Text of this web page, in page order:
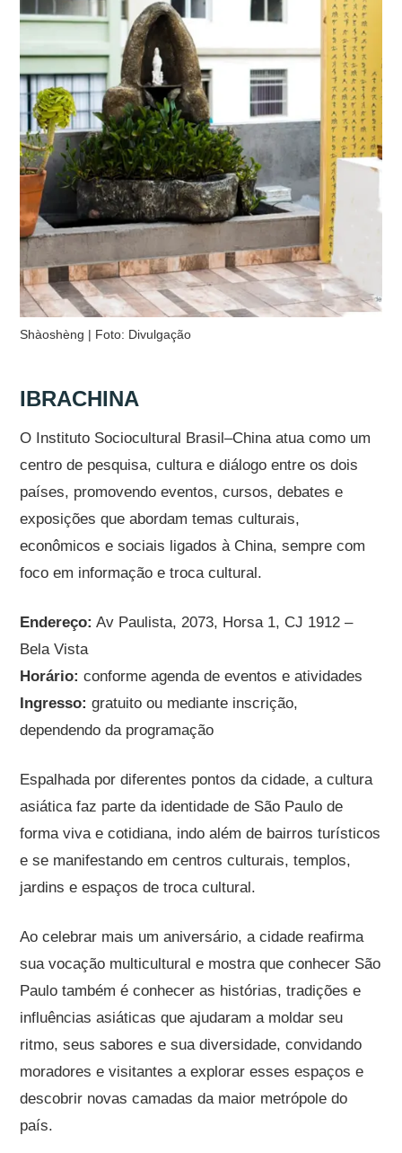
Shàoshèng | Foto: Divulgação
IBRACHINA
O Instituto Sociocultural Brasil–China atua como um
centro de pesquisa, cultura e diálogo entre os dois
países, promovendo eventos, cursos, debates e
exposições que abordam temas culturais,
econômicos e sociais ligados à China, sempre com
foco em informação e troca cultural.
Endereço: Av Paulista, 2073, Horsa 1, CJ 1912 –
Bela Vista
Horário: conforme agenda de eventos e atividades
Ingresso:gratuito ou mediante inscrição,
dependendo da programação
Espalhada por diferentes pontos da cidade, a cultura
asiática faz parte da identidade de São Paulo de
forma viva e cotidiana, indo além de bairros turísticos
e se manifestando em centros culturais, templos,
jardins e espaços de troca cultural.
Ao celebrar mais um aniversário, a cidade reafirma
sua vocação multicultural e mostra que conhecer São
Paulo também é conhecer as histórias, tradições e
influências asiáticas que ajudaram a moldar seu
ritmo, seus sabores e sua diversidade, convidando
moradores e visitantes a explorar esses espaços e
descobrir novas camadas da maior metrópole do
país.